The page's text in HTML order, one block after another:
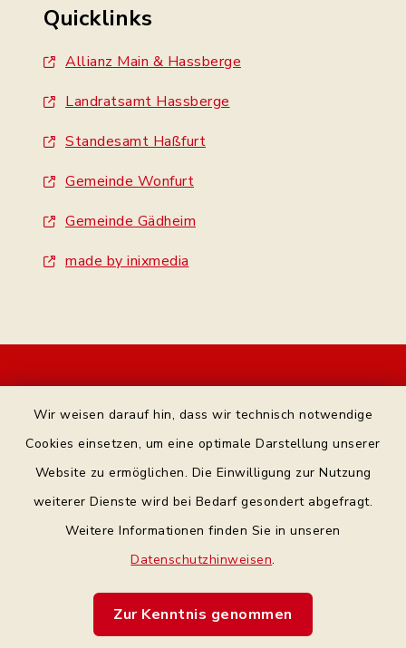
Wir weisen darauf hin, dass wir technisch notwendige
Cookies einsetzen, um eine optimale Darstellung unserer
Website zu ermöglichen. Die Einwilligung zur Nutzung
weiterer Dienste wird bei Bedarf gesondert abgefragt.
Weitere Informationen finden Sie in unseren
Datenschutzhinweisen.
Zur Kenntnis genommen
Quicklinks
Allianz Main & Hassberge
Landratsamt Hassberge
Standesamt Haßfurt
Gemeinde Wonfurt
Gemeinde Gädheim
made by inixmedia
Bankverbindung
Barrierefreiheit
Impressum